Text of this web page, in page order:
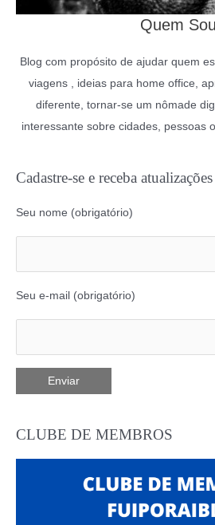
Quem Sou
Blog com propósito de ajudar quem
viagens , ideias para home office,
diferente, tornar-se um nômade
interessante sobre cidades, pessoas
Cadastre-se e receba atualizações
Seu nome (obrigatório)
Seu e-mail (obrigatório)
CLUBE DE MEMBROS